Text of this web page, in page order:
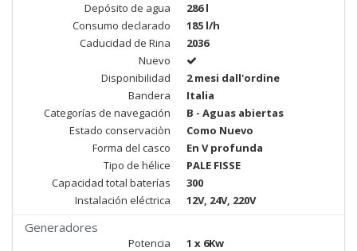
Depósito de agua
286 l
Consumo declarado
185 l/h
Caducidad de Rina
2036
Nuevo
Disponibilidad
2 mesi dall'ordine
Bandera
Italia
Categorías de navegación
B - Aguas abiertas
Estado conservaciòn
Como Nuevo
Forma del casco
En V profunda
Tipo de hélice
PALE FISSE
Capacidad total baterías
300
Instalación eléctrica
12V, 24V, 220V
Generadores
Potencia
1 x 6Kw